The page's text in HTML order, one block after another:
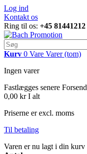
Log ind
Kontakt os
Ring til os: +45 81441212
Kurv 0 Vare Varer (tom)
Ingen varer
Fastlægges senere
0,00 kr I alt
Priserne er excl. moms
Til betaling
Varen er nu lagt i din kurv